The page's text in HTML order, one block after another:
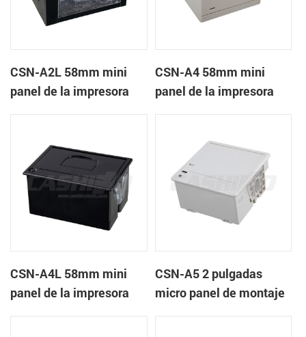
CSN-A2L 58mm mini
panel de la impresora
CSN-A4 58mm mini
panel de la impresora
CSN-A4L 58mm mini
panel de la impresora
CSN-A5 2 pulgadas
micro panel de montaje